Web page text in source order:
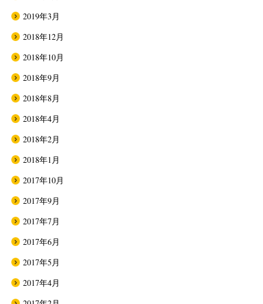
2019年3月
2018年12月
2018年10月
2018年9月
2018年8月
2018年4月
2018年2月
2018年1月
2017年10月
2017年9月
2017年7月
2017年6月
2017年5月
2017年4月